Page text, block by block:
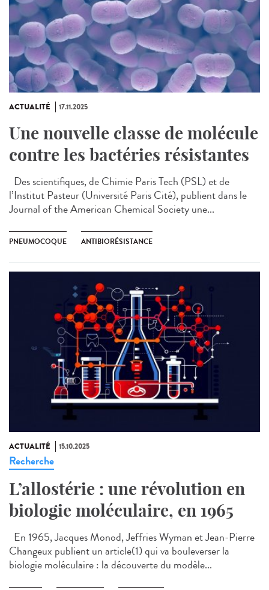
ACTUALITÉ 17.11.2025
Une nouvelle classe de molécule
contre les bactéries résistantes
Des scientifiques, de Chimie Paris Tech (PSL) et de
l’Institut Pasteur (Université Paris Cité), publient dans le
Journal of the American Chemical Society une...
PNEUMOCOQUE ANTIBIORÉSISTANCE
ACTUALITÉ 15.10.2025
Recherche
L’allostérie : une révolution en
biologie moléculaire, en 1965
En 1965, Jacques Monod, Jeffries Wyman et Jean-Pierre
Changeux publient un article(1) qui va bouleverser la
biologie moléculaire : la découverte du modèle...